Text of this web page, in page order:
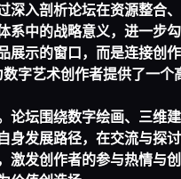
入剖析论坛在资源整合
中的战略意义，进一步
示的窗口，而是连接创
字艺术创作者提供了一
坛围绕数字绘画、三维
发展路径，在交流与探讨
发创作者的参与热情与